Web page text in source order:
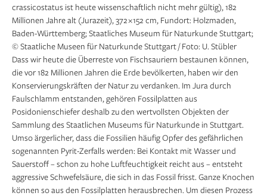
crassicostatus ist heute wissenschaftlich nicht mehr gültig), 182
Millionen Jahre alt (Jurazeit), 372 × 152 cm, Fundort: Holzmaden,
Baden-Württemberg; Staatliches Museum für Naturkunde Stuttgart;
© Staatliche Museen für Naturkunde Stuttgart / Foto: U. Stübler
Dass wir heute die Überreste von Fischsauriern bestaunen können,
die vor 182 Millionen Jahren die Erde bevölkerten, haben wir den
Konservierungskräften der Natur zu verdanken. Im Jura durch
Faulschlamm entstanden, gehören Fossilplatten aus
Posidonienschiefer deshalb zu den wertvollsten Objekten der
Sammlung des Staatlichen Museums für Naturkunde in Stuttgart.
Umso ärgerlicher, dass die Fossilien häufig Opfer des gefährlichen
sogenannten Pyrit-Zerfalls werden: Bei Kontakt mit Wasser und
Sauerstoff – schon zu hohe Luftfeuchtigkeit reicht aus – entsteht
aggressive Schwefelsäure, die sich in das Fossil frisst. Ganze Knochen
können so aus den Fossilplatten herausbrechen. Um diesen Prozess